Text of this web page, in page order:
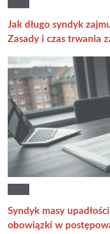
Jak długo syndyk
Zasady i czas trwania
Syndyk masy
obowiązki w